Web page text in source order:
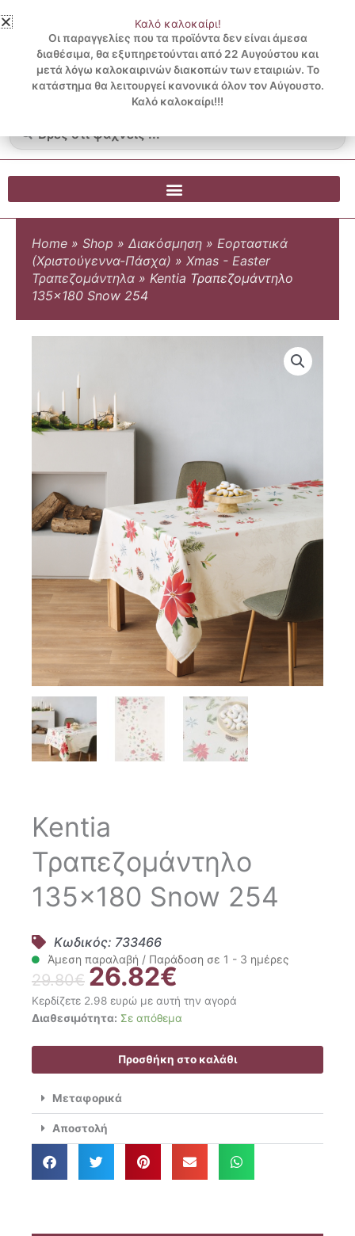
στο
περιεχόμενο
3 ΔΟΣΕΙΣ ΧΩΡΙΣ ΠΙΣΤΩΤΙΚΗ ΜΕ KLARNA
...
Λογαριασμός
Blog
0.00€
0
Cart
Home » Shop » Διακόσμηση » Εορταστικά
(Χριστούγεννα-Πάσχα) » Xmas - Easter
Τραπεζομάντηλα » Kentia Τραπεζομάντηλο
135×180 Snow 254
Kentia
Τραπεζομάντηλο
135×180 Snow 254
Κωδικός: 733466
Άμεση παραλαβή / Παράδοση σε 1 - 3 ημέρες
29.80€ Original
price
was:
29.80€.
26.82€
τρέχουσα
τιμή
είναι:
26.82€.
Κερδίζετε 2.98 ευρώ με αυτή την αγορά
Διαθεσιμότητα: Σε απόθεμα
Kentia
Snow
ποσότητα
Προσθήκη στο καλάθι
Μεταφορικά
Αποστολή
Καλό καλοκαίρι!
Οι παραγγελίες που τα προϊόντα δεν είναι άμεσα
διαθέσιμα, θα εξυπηρετούνται από 22 Αυγούστου και
μετά λόγω καλοκαιρινών διακοπών των εταιριών. Το
κατάστημα θα λειτουργεί κανονικά όλον τον Αύγουστο.
Καλό καλοκαίρι!!!